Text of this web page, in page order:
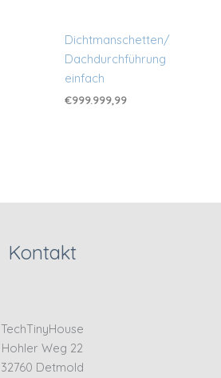
Dichtmanschetten/
Dachdurchführung
einfach
€999.999,99
Kontakt
TechTinyHouse
Hohler Weg 22
32760 Detmold